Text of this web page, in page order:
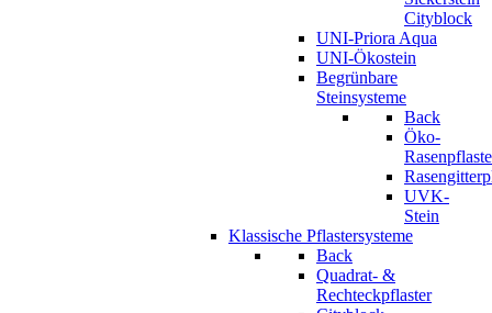
Cityblock
UNI-Priora Aqua
UNI-Ökostein
Begrünbare
Steinsysteme
Back
Öko-
UVK-
Stein
Klassische Pflastersysteme
Back
Quadrat- &
Rechteckpflaster